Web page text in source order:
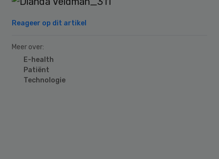
Reageer op dit artikel
Meer over:
E-health
Patiënt
Technologie